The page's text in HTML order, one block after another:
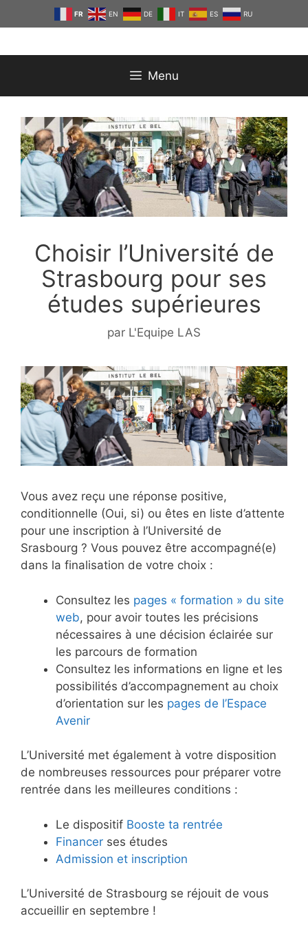
au
FR EN DE IT ES RU
Menu
Choisir l’Université de
Strasbourg pour ses
études supérieures
par L'Equipe LAS
Vous avez reçu une réponse positive,
conditionnelle (Oui, si) ou êtes en liste d’attente
pour une inscription à l’Université de
Srasbourg ? Vous pouvez être accompagné(e)
dans la finalisation de votre choix :
Consultez les pages « formation » du site
web, pour avoir toutes les précisions
nécessaires à une décision éclairée sur
les parcours de formation
Consultez les informations en ligne et les
possibilités d’accompagnement au choix
d’orientation sur les pages de l’Espace
Avenir
L’Université met également à votre disposition
de nombreuses ressources pour préparer votre
rentrée dans les meilleures conditions :
Le dispositif Booste ta rentrée
Financer ses études
Admission et inscription
L’Université de Strasbourg se réjouit de vous
accueillir en septembre !